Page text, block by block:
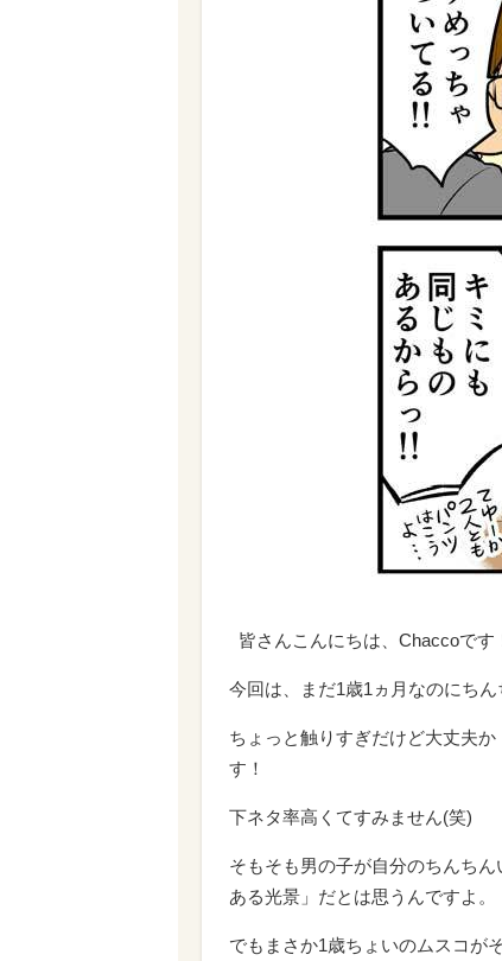
皆さんこんにちは、Chaccoです
今回は、まだ1歳1ヵ月なのにちん
ちょっと触りすぎだけど大丈夫
す！
下ネタ率高くてすみません(笑)
そもそも男の子が自分のちんち
ある光景」だとは思うんですよ。
でもまさか1歳ちょいのムスコが